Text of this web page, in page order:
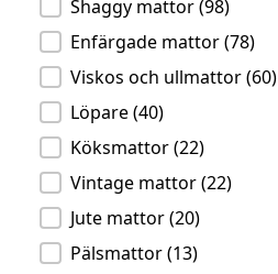
Shaggy mattor(98)
Enfärgade mattor(78)
Viskos och ullmattor(60)
Löpare(40)
Köksmattor(22)
Vintage mattor(22)
Jute mattor(20)
Pälsmattor(13)